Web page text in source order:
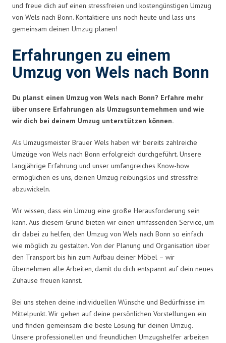
und freue dich auf einen stressfreien und kostengünstigen Umzug
von Wels nach Bonn. Kontaktiere uns noch heute und lass uns
gemeinsam deinen Umzug planen!
Erfahrungen zu einem
Umzug von Wels nach Bonn
Du planst einen Umzug von Wels nach Bonn? Erfahre mehr
über unsere Erfahrungen als Umzugsunternehmen und wie
wir dich bei deinem Umzug unterstützen können.
Als Umzugsmeister Brauer Wels haben wir bereits zahlreiche
Umzüge von Wels nach Bonn erfolgreich durchgeführt. Unsere
langjährige Erfahrung und unser umfangreiches Know-how
ermöglichen es uns, deinen Umzug reibungslos und stressfrei
abzuwickeln.
Wir wissen, dass ein Umzug eine große Herausforderung sein
kann. Aus diesem Grund bieten wir einen umfassenden Service, um
dir dabei zu helfen, den Umzug von Wels nach Bonn so einfach
wie möglich zu gestalten. Von der Planung und Organisation über
den Transport bis hin zum Aufbau deiner Möbel – wir
übernehmen alle Arbeiten, damit du dich entspannt auf dein neues
Zuhause freuen kannst.
Bei uns stehen deine individuellen Wünsche und Bedürfnisse im
Mittelpunkt. Wir gehen auf deine persönlichen Vorstellungen ein
und finden gemeinsam die beste Lösung für deinen Umzug.
Unsere professionellen und freundlichen Umzugshelfer arbeiten